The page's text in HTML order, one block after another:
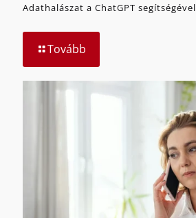
Adathalászat a ChatGPT segítségével
Tovább